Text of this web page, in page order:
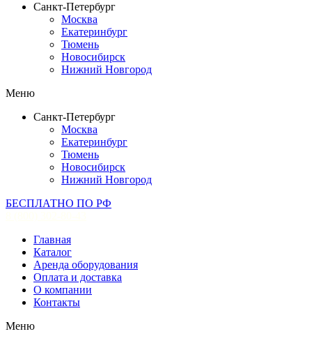
Санкт-Петербург
Москва
Екатеринбург
Тюмень
Новосибирск
Нижний Новгород
Меню
Санкт-Петербург
Москва
Екатеринбург
Тюмень
Новосибирск
Нижний Новгород
БЕСПЛАТНО ПО РФ
Главная
Каталог
Аренда оборудования
Оплата и доставка
О компании
Контакты
Меню